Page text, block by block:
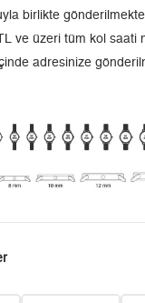
birlikte
ve üzeri tüm kol saati
adresinize